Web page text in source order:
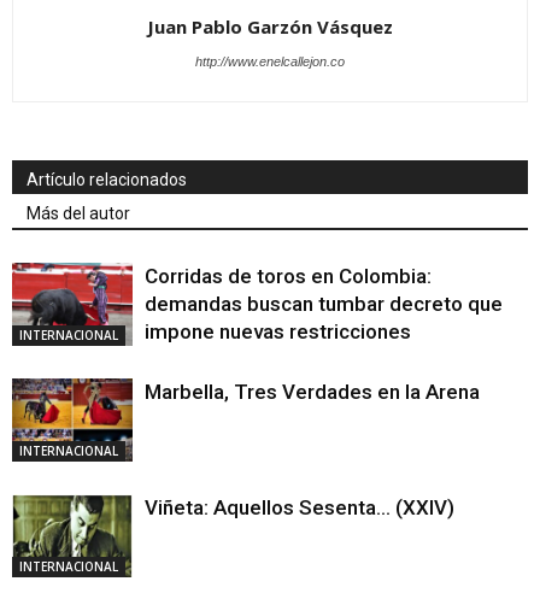
Juan Pablo Garzón Vásquez
http://www.enelcallejon.co
Artículo relacionados
Más del autor
INTERNACIONAL
Corridas de toros en Colombia:
demandas buscan tumbar decreto que
impone nuevas restricciones
INTERNACIONAL
Marbella, Tres Verdades en la Arena
INTERNACIONAL
Viñeta: Aquellos Sesenta… (XXIV)